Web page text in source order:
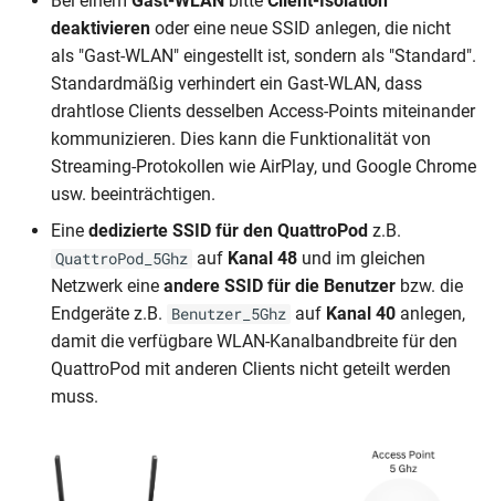
deaktivieren oder eine neue SSID anlegen, die nicht
als "Gast-WLAN" eingestellt ist, sondern als "Standard".
Standardmäßig verhindert ein Gast-WLAN, dass
drahtlose Clients desselben Access-Points miteinander
kommunizieren. Dies kann die Funktionalität von
Streaming-Protokollen wie AirPlay, und Google Chrome
usw. beeinträchtigen.
Eine dedizierte SSID für den QuattroPod z.B.
QuattroPod_5Ghz auf Kanal 48 und im gleichen
Netzwerk eine andere SSID für die Benutzer bzw. die
Endgeräte z.B. Benutzer_5Ghz auf Kanal 40 anlegen,
damit die verfügbare WLAN-Kanalbandbreite für den
QuattroPod mit anderen Clients nicht geteilt werden
muss.